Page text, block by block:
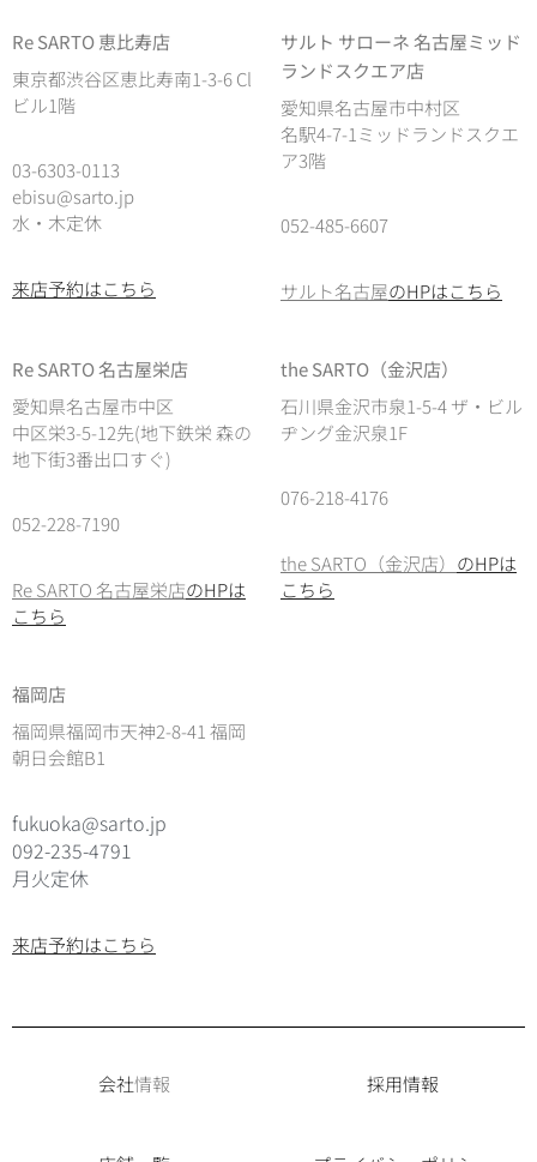
Re SARTO 恵比寿店
東京都渋谷区恵比寿南1-3-6 Cl
ビル1階
03-6303-0113
ebisu@sarto.jp
水・木定休
来店予約はこちら
サルト サローネ 名古屋ミッド
ランドスクエア店
愛知県名古屋市中村区
名駅4-7-1ミッドランドスクエ
ア3階
052-485-6607
サルト名古屋のHPはこちら
Re SARTO 名古屋栄店
愛知県名古屋市中区
中区栄3-5-12先(地下鉄栄 森の
地下街3番出口すぐ)
052-228-7190
Re SARTO 名古屋栄店のHPは
こちら
the SARTO（金沢店）
石川県金沢市泉1-5-4 ザ・ビル
ヂング金沢泉1F
076-218-4176
the SARTO（金沢店） のHPは
こちら
福岡店
福岡県福岡市天神2-8-41 福岡
朝日会館B1
fukuoka@sarto.jp
092-235-4791
月火定休
来店予約はこちら
会社情報 採用情報